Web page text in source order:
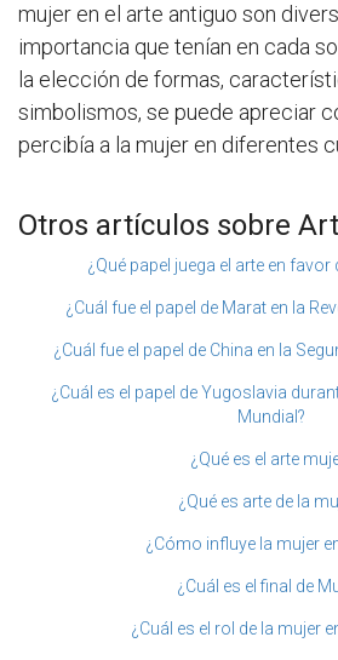
mujer en el arte antiguo son
importancia que tenían en cada
la elección de formas,
simbolismos, se puede apreciar
percibía a la mujer en diferentes
Otros artículos sobre
¿Qué papel juega el arte en favor
¿Cuál fue el papel de Marat en la
¿Cuál fue el papel de China en la
¿Cuál es el papel de Yugoslavia
Mundial?
¿Qué es el arte
¿Qué es arte de la
¿Cómo influye la mujer
¿Cuál es el final de
¿Cuál es el rol de la mujer